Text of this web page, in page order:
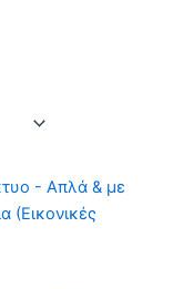
Price
range:
€50.00
Αυτό
το